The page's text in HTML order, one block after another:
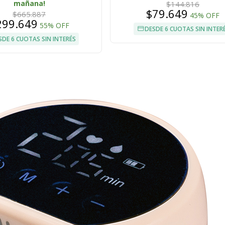
mañana!
$665.887
55% OFF
6 CUOTAS SIN INTERÉS
$144.816
$79.649 45% OFF
DESDE 6 CUOTAS SIN